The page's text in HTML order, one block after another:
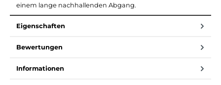
einem lange nachhallenden Abgang.
Eigenschaften
Bewertungen
Informationen